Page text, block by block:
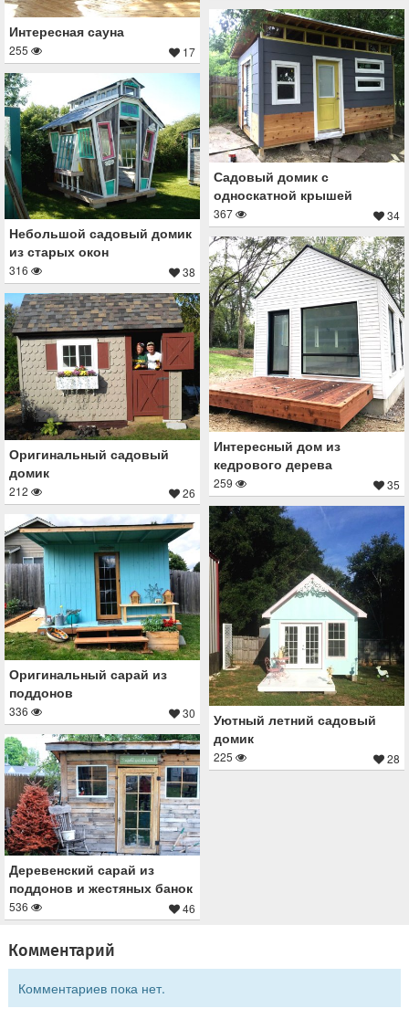
Интересная сауна
255 17
Садовый домик с
односкатной крышей
367 34
Небольшой садовый домик
из старых окон
316 38
Интересный дом из
кедрового дерева
259 35
Оригинальный садовый
домик
212 26
Уютный летний садовый
домик
225 28
Оригинальный сарай из
поддонов
336 30
Деревенский сарай из
поддонов и жестяных банок
536 46
Комментарий
Комментариев пока нет.